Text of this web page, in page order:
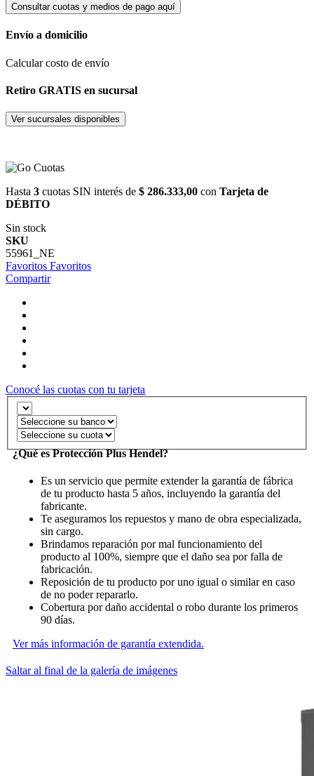
Consultar cuotas y medios de pago aquí
Envío a domicilio
Calcular costo de envío
Retiro GRATIS en sucursal
Ver sucursales disponibles
Hasta 3 cuotas SIN interés de $ 286.333,00 con Tarjeta de
DÉBITO
Sin stock
SKU
55961_NE
Favoritos Favoritos
Compartir
Conocé las cuotas con tu tarjeta
¿Qué es Protección Plus Hendel?
Es un servicio que permite extender la garantía de fábrica
de tu producto hasta 5 años, incluyendo la garantía del
fabricante.
Te aseguramos los repuestos y mano de obra especializada,
sin cargo.
Brindamos reparación por mal funcionamiento del
producto al 100%, siempre que el daño sea por falla de
fabricación.
Reposición de tu producto por uno igual o similar en caso
de no poder repararlo.
Cobertura por daño accidental o robo durante los primeros
90 días.
Ver más información de garantía extendida.
Saltar al final de la galería de imágenes